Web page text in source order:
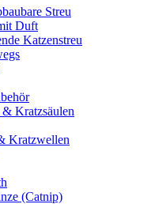
Streu
Duft
Katzenstreu
Kratzsäulen
Kratzwellen
(Catnip)